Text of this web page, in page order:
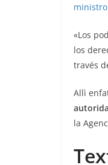
«Los
los
través
Allì
la